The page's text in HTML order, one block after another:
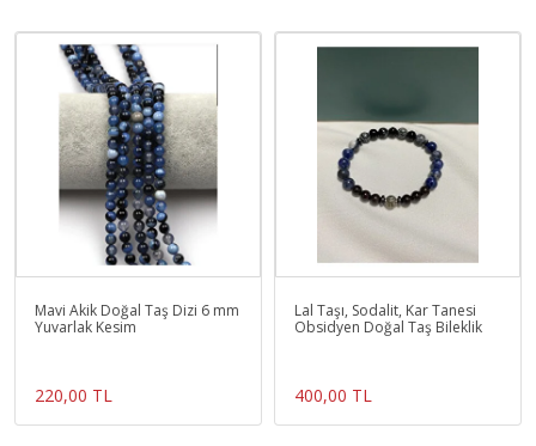
Mavi Akik Doğal Taş Dizi 6 mm
Yuvarlak Kesim
220,00 TL
Lal Taşı, Sodalit, Kar Tanesi
Obsidyen Doğal Taş Bileklik
400,00 TL